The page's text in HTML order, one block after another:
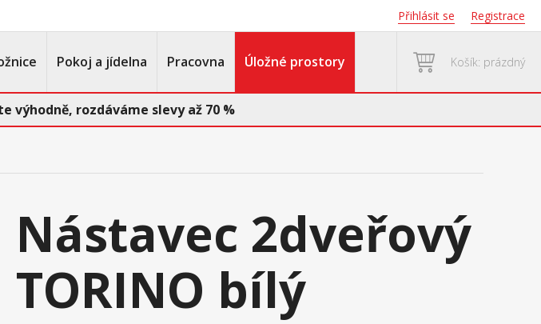
Přihlásit se Registrace
Pokoj a jídelna Pracovna Úložné prostory Košík: prázdný
výhodně, rozdáváme slevy až 70 %
Nástavec 2dveřový
TORINO bílý